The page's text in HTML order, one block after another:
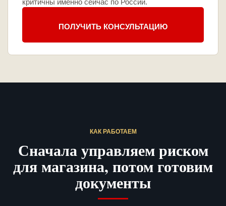
критичны именно сейчас по России.
ПОЛУЧИТЬ КОНСУЛЬТАЦИЮ
КАК РАБОТАЕМ
Сначала управляем риском
для магазина, потом готовим
документы